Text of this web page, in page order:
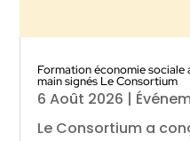
Formation économie sociale
main signés Le Consortium
6 Août 2026 |
Le Consortium a